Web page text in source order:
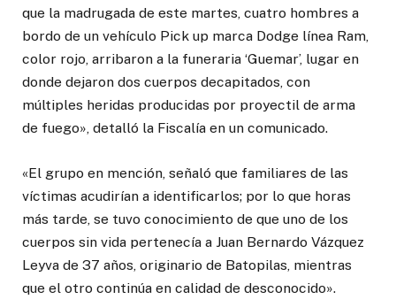
que la madrugada de este martes, cuatro hombres a
bordo de un vehículo Pick up marca Dodge línea Ram,
color rojo, arribaron a la funeraria ‘Guemar’, lugar en
donde dejaron dos cuerpos decapitados, con
múltiples heridas producidas por proyectil de arma
de fuego», detalló la Fiscalía en un comunicado.
«El grupo en mención, señaló que familiares de las
víctimas acudirían a identificarlos; por lo que horas
más tarde, se tuvo conocimiento de que uno de los
cuerpos sin vida pertenecía a Juan Bernardo Vázquez
Leyva de 37 años, originario de Batopilas, mientras
que el otro continúa en calidad de desconocido».